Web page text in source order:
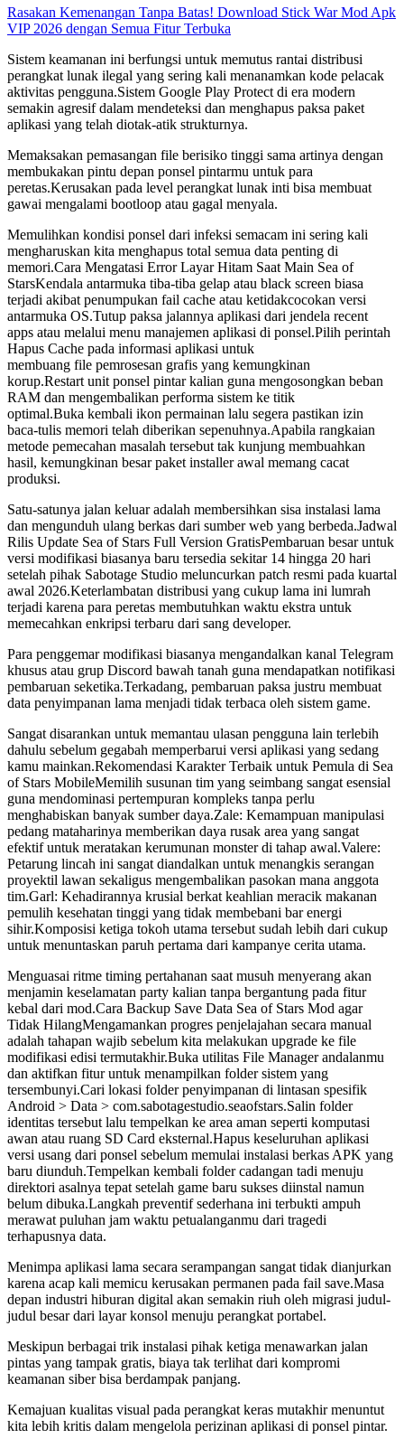
Rasakan Kemenangan Tanpa Batas! Download Stick War Mod Apk
VIP 2026 dengan Semua Fitur Terbuka
Sistem keamanan ini berfungsi untuk memutus rantai distribusi
perangkat lunak ilegal yang sering kali menanamkan kode pelacak
aktivitas pengguna.Sistem Google Play Protect di era modern
semakin agresif dalam mendeteksi dan menghapus paksa paket
aplikasi yang telah diotak-atik strukturnya.
Memaksakan pemasangan file berisiko tinggi sama artinya dengan
membukakan pintu depan ponsel pintarmu untuk para
peretas.Kerusakan pada level perangkat lunak inti bisa membuat
gawai mengalami bootloop atau gagal menyala.
Memulihkan kondisi ponsel dari infeksi semacam ini sering kali
mengharuskan kita menghapus total semua data penting di
memori.Cara Mengatasi Error Layar Hitam Saat Main Sea of
StarsKendala antarmuka tiba-tiba gelap atau black screen biasa
terjadi akibat penumpukan fail cache atau ketidakcocokan versi
antarmuka OS.Tutup paksa jalannya aplikasi dari jendela recent
apps atau melalui menu manajemen aplikasi di ponsel.Pilih perintah
Hapus Cache pada informasi aplikasi untuk
membuang file pemrosesan grafis yang kemungkinan
korup.Restart unit ponsel pintar kalian guna mengosongkan beban
RAM dan mengembalikan performa sistem ke titik
optimal.Buka kembali ikon permainan lalu segera pastikan izin
baca-tulis memori telah diberikan sepenuhnya.Apabila rangkaian
metode pemecahan masalah tersebut tak kunjung membuahkan
hasil, kemungkinan besar paket installer awal memang cacat
produksi.
Satu-satunya jalan keluar adalah membersihkan sisa instalasi lama
dan mengunduh ulang berkas dari sumber web yang berbeda.Jadwal
Rilis Update Sea of Stars Full Version GratisPembaruan besar untuk
versi modifikasi biasanya baru tersedia sekitar 14 hingga 20 hari
setelah pihak Sabotage Studio meluncurkan patch resmi pada kuartal
awal 2026.Keterlambatan distribusi yang cukup lama ini lumrah
terjadi karena para peretas membutuhkan waktu ekstra untuk
memecahkan enkripsi terbaru dari sang developer.
Para penggemar modifikasi biasanya mengandalkan kanal Telegram
khusus atau grup Discord bawah tanah guna mendapatkan notifikasi
pembaruan seketika.Terkadang, pembaruan paksa justru membuat
data penyimpanan lama menjadi tidak terbaca oleh sistem game.
Sangat disarankan untuk memantau ulasan pengguna lain terlebih
dahulu sebelum gegabah memperbarui versi aplikasi yang sedang
kamu mainkan.Rekomendasi Karakter Terbaik untuk Pemula di Sea
of Stars MobileMemilih susunan tim yang seimbang sangat esensial
guna mendominasi pertempuran kompleks tanpa perlu
menghabiskan banyak sumber daya.Zale: Kemampuan manipulasi
pedang mataharinya memberikan daya rusak area yang sangat
efektif untuk meratakan kerumunan monster di tahap awal.Valere:
Petarung lincah ini sangat diandalkan untuk menangkis serangan
proyektil lawan sekaligus mengembalikan pasokan mana anggota
tim.Garl: Kehadirannya krusial berkat keahlian meracik makanan
pemulih kesehatan tinggi yang tidak membebani bar energi
sihir.Komposisi ketiga tokoh utama tersebut sudah lebih dari cukup
untuk menuntaskan paruh pertama dari kampanye cerita utama.
Menguasai ritme timing pertahanan saat musuh menyerang akan
menjamin keselamatan party kalian tanpa bergantung pada fitur
kebal dari mod.Cara Backup Save Data Sea of Stars Mod agar
Tidak HilangMengamankan progres penjelajahan secara manual
adalah tahapan wajib sebelum kita melakukan upgrade ke file
modifikasi edisi termutakhir.Buka utilitas File Manager andalanmu
dan aktifkan fitur untuk menampilkan folder sistem yang
tersembunyi.Cari lokasi folder penyimpanan di lintasan spesifik
Android > Data > com.sabotagestudio.seaofstars.Salin folder
identitas tersebut lalu tempelkan ke area aman seperti komputasi
awan atau ruang SD Card eksternal.Hapus keseluruhan aplikasi
versi usang dari ponsel sebelum memulai instalasi berkas APK yang
baru diunduh.Tempelkan kembali folder cadangan tadi menuju
direktori asalnya tepat setelah game baru sukses diinstal namun
belum dibuka.Langkah preventif sederhana ini terbukti ampuh
merawat puluhan jam waktu petualanganmu dari tragedi
terhapusnya data.
Menimpa aplikasi lama secara serampangan sangat tidak dianjurkan
karena acap kali memicu kerusakan permanen pada fail save.Masa
depan industri hiburan digital akan semakin riuh oleh migrasi judul-
judul besar dari layar konsol menuju perangkat portabel.
Meskipun berbagai trik instalasi pihak ketiga menawarkan jalan
pintas yang tampak gratis, biaya tak terlihat dari kompromi
keamanan siber bisa berdampak panjang.
Kemajuan kualitas visual pada perangkat keras mutakhir menuntut
kita lebih kritis dalam mengelola perizinan aplikasi di ponsel pintar.